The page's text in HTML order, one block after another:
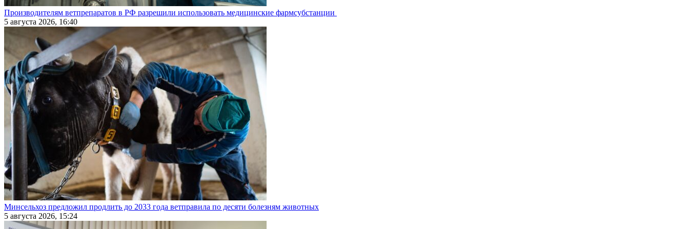
Производителям ветпрепаратов в РФ разрешили использовать медицинские фармсубстанции
5 августа 2026, 16:40
Минсельхоз предложил продлить до 2033 года ветправила по десяти болезням животных
5 августа 2026, 15:24